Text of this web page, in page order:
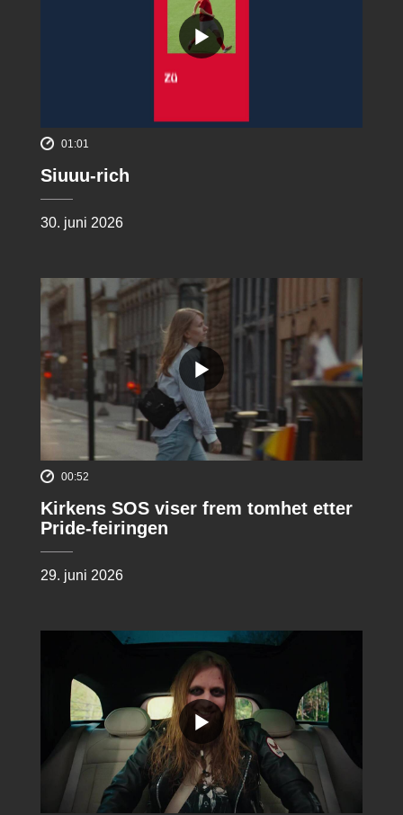
01:01
Siuuu-rich
30. juni 2026
00:52
Kirkens SOS viser frem tomhet etter
Pride-feiringen
29. juni 2026